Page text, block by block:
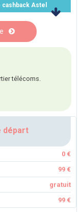
cashback Astel
télécoms.
départ
0 €
99 €
gratuit
99 €